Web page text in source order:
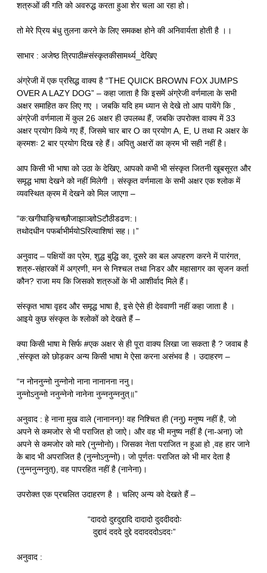
शत्रुओं की गति को अवरुद्ध करता हुआ शेर चला आ रहा हो।
तो मेरे प्रिय बंधु तुलना करने के लिए समकक्ष होने की अनिवार्यता होती है ।।
साभार : अजेष्ठ त्रिपाठी#संस्कृतकीसामर्थ्य_देखिए
अंग्रेजी में एक प्रसिद्ध वाक्य है “THE QUICK BROWN FOX JUMPS
OVER A LAZY DOG” – कहा जाता है कि इसमें अंग्रेजी वर्णमाला के सभी
अक्षर समाहित कर लिए गए । जबकि यदि हम ध्यान से देखे तो आप पायेंगे कि ,
अंग्रेजी वर्णमाला में कुल 26 अक्षर ही उपलब्ध हैं, जबकि उपरोक्त वाक्य में 33
अक्षर प्रयोग किये गए हैं, जिसमे चार बार O का प्रयोग A, E, U तथा R अक्षर के
क्रमशः 2 बार प्रयोग दिख रहे हैं। अपितु अक्षरों का क्रम भी सही नहीं है।
आप किसी भी भाषा को उठा के देखिए, आपको कभी भी संस्कृत जितनी खूबसूरत और
समृद्ध भाषा देखने को नहीं मिलेगी । संस्कृत वर्णमाला के सभी अक्षर एक श्लोक में
व्यवस्थित क्रम में देखने को मिल जाएगा –
“क:खगीघाङ्चिच्छौजाझाञ्ज्ञोSटौठीडढण:।
तथोदधीन पफर्बाभीर्मयोSरिल्वाशिषां सह।।”
अनुवाद – पक्षियों का प्रेम, शुद्ध बुद्धि का, दूसरे का बल अपहरण करने में पारंगत,
शत्रु-संहारकों में अग्रणी, मन से निश्चल तथा निडर और महासागर का सृजन कर्ता
कौन? राजा मय कि जिसको शत्रुओं के भी आशीर्वाद मिले हैं।
संस्कृत भाषा वृहद और समृद्ध भाषा है, इसे ऐसे ही देववाणी नहीं कहा जाता है ।
आइये कुछ संस्कृत के श्लोकों को देखते हैं –
क्या किसी भाषा मे सिर्फ #एक अक्षर से ही पूरा वाक्य लिखा जा सकता है ? जवाब है
,संस्कृत को छोड़कर अन्य किसी भाषा मे ऐसा करना असंभव है । उदाहरण –
“न नोननुन्नो नुन्नोनो नाना नानानना ननु।
नुन्नोऽनुन्नो ननुन्नेनो नानेना नुन्ननुन्ननुत्॥”
अनुवाद : हे नाना मुख वाले (नानानन)! वह निश्चित ही (ननु) मनुष्य नहीं है, जो
अपने से कमजोर से भी पराजित हो जाऐ। और वह भी मनुष्य नहीं है (ना-अना) जो
अपने से कमजोर को मारे (नुन्नोनो)। जिसका नेता पराजित न हुआ हो ,वह हार जाने
के बाद भी अपराजित है (नुन्नोऽनुन्नो)। जो पूर्णतः पराजित को भी मार देता है
(नुन्ननुन्ननुत्), वह पापरहित नहीं है (नानेना)।
उपरोक्त एक प्रचलित उदाहरण है । चलिए अन्य को देखते हैं –
“दाददो दुद्द्दुद्दादि दादादो दुददीददोः
दुद्दादं दददे दुद्दे ददादददोऽददः”
अनुवाद :